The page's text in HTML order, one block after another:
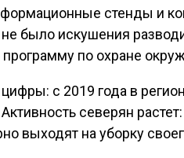
стенды и
было искушения
программу по охране
с 2019 года в
северян растет:
выходят на уборку